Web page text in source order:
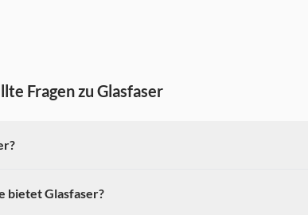
Fragen zu Glasfaser
bietet Glasfaser?